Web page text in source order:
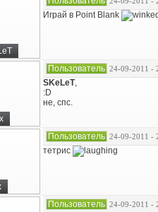
Играй в Point Blank
Пользователь 24-09-2011 -
SKeLeT,
:D
не, спс.
Пользователь 24-09-2011 -
тетрис
Пользователь 24-09-2011 -